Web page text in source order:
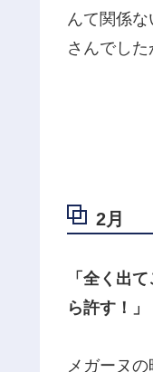
んて関係
さんでした
2月
「全く出
ら許す！」
メガーヌ